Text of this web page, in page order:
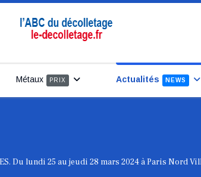
Métaux PRIX Actualités NEWS
Du lundi 25 au jeudi 28 mars 2024 à Paris Nord